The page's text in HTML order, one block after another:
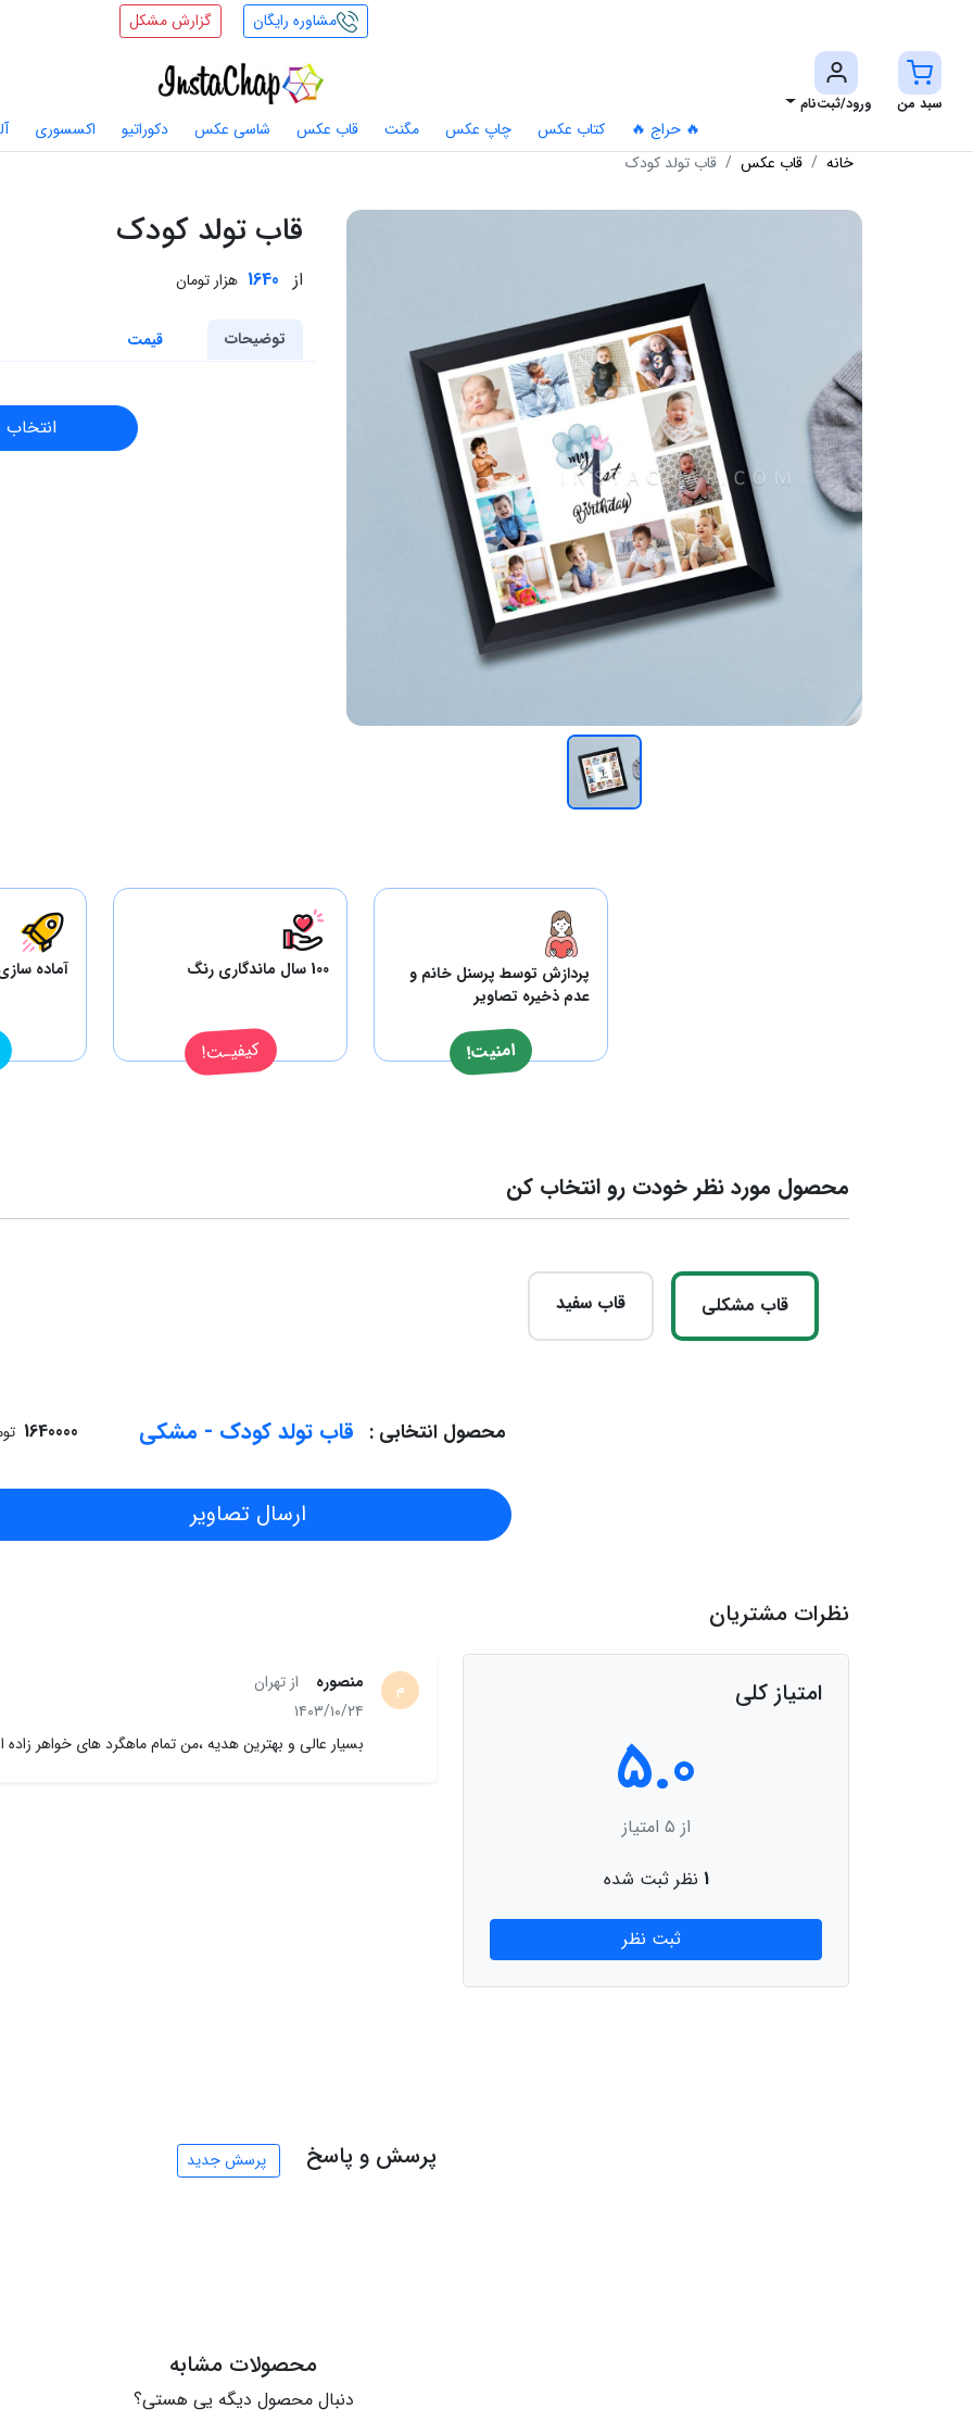
مشاوره رایگان گزارش مشکل
سبد من ورود/ثبت‌نام
🔥 حراج 🔥 کتاب عکس چاپ عکس مگنت قاب عکس شاسی عکس دکوراتیو اکسسوری
خانه
قاب عکس قاب تولد کودک
قاب تولد کودک
از 1640 هزار تومان
توضیحات قیمت
پردازش توسط پرسنل خانم و
عدم ذخیره تصاویر
امنیت!
100 سال ماندگاری رنگ
کیفیـت!
آماده
محصول مورد نظر خودت رو انتخاب کن
قاب مشکلی قاب سفید
محصول انتخابی : قاب تولد کودک - مشکی 1640000
ارسال تصاویر
نظرات مشتریان
امتیاز کلی
5.0
از ۵ امتیاز
1 نظر ثبت شده
ثبت نظر
م منصوره
از تهران
۱۴۰۳/۱۰/۲۴
بسیار عالی و بهترین هدیه ،من تمام ماهگرد های خواهر
پرسش و پاسخ پرسش جدید
محصولات مشابه
دنبال محصول دیگه یی هستی؟